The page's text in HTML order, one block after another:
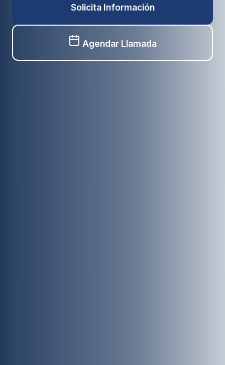
Solicita Información
Agendar Llamada